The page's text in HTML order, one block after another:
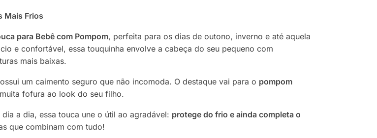
Mais Frios
para Bebê com Pompom, perfeita para os dias de outono, inverno e até aquela
e confortável, essa touquinha envolve a cabeça do seu pequeno com
mais baixas.
um caimento seguro que não incomoda. O destaque vai para o pompom
fofura ao look do seu filho.
a dia, essa touca une o útil ao agradável: protege do frio e ainda completa o
que combinam com tudo!